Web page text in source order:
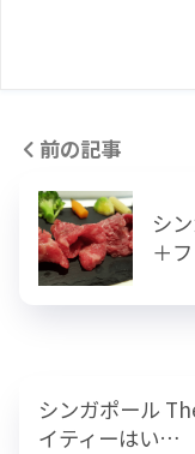
前の記事
シ
＋
シンガポール
イティーはい…